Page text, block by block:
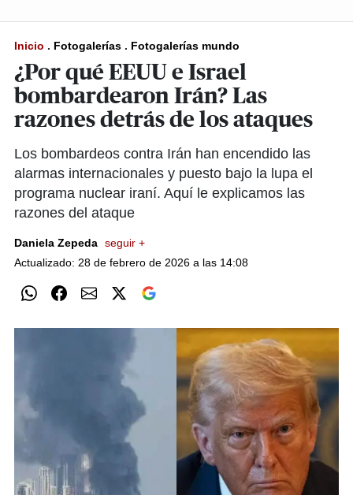
Inicio . Fotogalerías . Fotogalerías mundo
¿Por qué EEUU e Israel
bombardearon Irán? Las
razones detrás de los ataques
Los bombardeos contra Irán han encendido las
alarmas internacionales y puesto bajo la lupa el
programa nuclear iraní. Aquí le explicamos las
razones del ataque
Daniela Zepeda seguir +
Actualizado: 28 de febrero de 2026 a las 14:08